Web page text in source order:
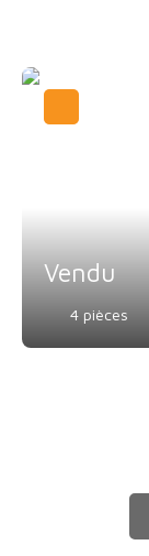
Vendu
4 pièces